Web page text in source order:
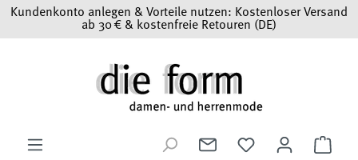
Zum Hauptinhalt springen
Kundenkonto anlegen & Vorteile nutzen: Kostenloser Versand
ab 30 € & kostenfreie Retouren (DE)